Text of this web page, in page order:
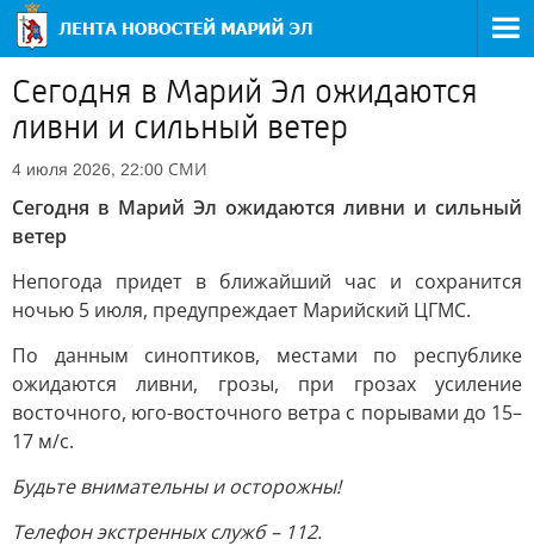
Сегодня в Марий Эл ожидаются
ливни и сильный ветер
4 июля 2026, 22:00 СМИ
Сегодня в Марий Эл ожидаются ливни и сильный
ветер
Непогода придет в ближайший час и сохранится
ночью 5 июля, предупреждает Марийский ЦГМС.
По данным синоптиков, местами по республике
ожидаются ливни, грозы, при грозах усиление
восточного, юго-восточного ветра с порывами до 15–
17 м/с.
Будьте внимательны и осторожны!
Телефон экстренных служб – 112.